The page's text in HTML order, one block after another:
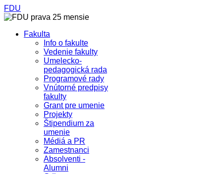
FDU
Fakulta
Info o fakulte
Vedenie fakulty
Umelecko-
pedagogická rada
Programové rady
Vnútorné predpisy
fakulty
Grant pre umenie
Projekty
Štipendium za
umenie
Médiá a PR
Zamestnanci
Absolventi -
Alumni